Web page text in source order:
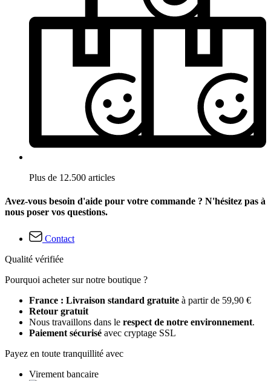
Plus de 12.500 articles
Avez-vous besoin d'aide pour votre commande ? N'hésitez pas à
nous poser vos questions.
Contact
Qualité vérifiée
Pourquoi acheter sur notre boutique ?
France : Livraison standard gratuite à partir de 59,90 €
Retour gratuit
Nous travaillons dans le respect de notre environnement.
Paiement sécurisé avec cryptage SSL
Payez en toute tranquillité avec
Virement bancaire